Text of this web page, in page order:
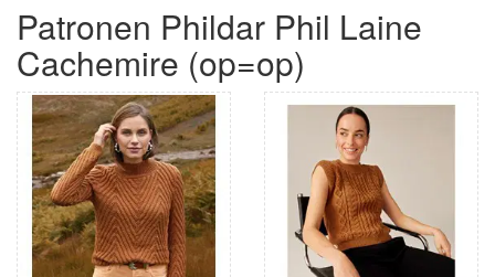
Patronen Phildar Phil Laine
Cachemire (op=op)